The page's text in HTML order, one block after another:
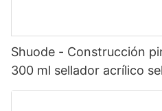
Shuode - Construcción
300 ml sellador acrílico
de silicona